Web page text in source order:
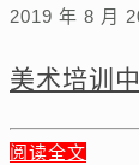
2019 年 8 月
美术培训
阅读全文